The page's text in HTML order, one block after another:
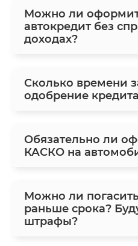
Можно ли
автокредит без
доходах?
Сколько времени
одобрение
Обязательно ли
КАСКО на
Можно ли
раньше срока?
штрафы?